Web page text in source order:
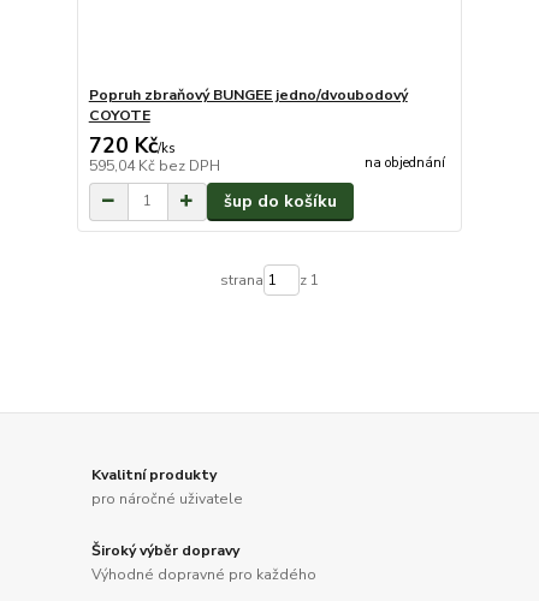
Popruh zbraňový BUNGEE jedno/dvoubodový
COYOTE
720 Kč/ks
595,04 Kč bez DPH na objednání
šup do košíku
strana z 1
Kvalitní produkty
pro náročné uživatele
Široký výběr dopravy
Výhodné dopravné pro každého